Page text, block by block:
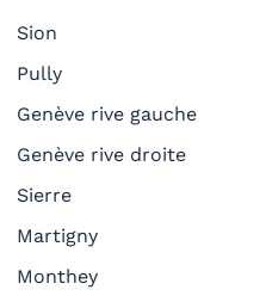
Sion
Pully
Genève rive gauche
Genève rive droite
Sierre
Martigny
Monthey